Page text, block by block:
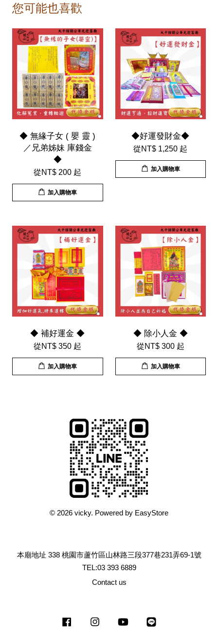
您可能也喜歡
◆ 無緣子女 ( 嬰 靈 )
／兄弟姊妹 庫錢金
◆
從NT$ 200 起
加入購物車
◆好運發財金◆
從NT$ 1,250 起
加入購物車
◆ 補好運金 ◆
從NT$ 350 起
加入購物車
◆ 除小人金 ◆
從NT$ 300 起
加入購物車
© 2026 vicky. Powered by EasyStore
本廟地址 338 桃園市蘆竹區山林路三段377巷231弄69-1號
TEL:03 393 6889
Contact us
Facebook Instagram YouTube